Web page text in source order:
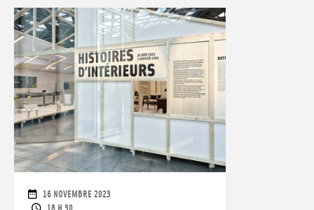
DATES
16 NOVEMBRE 2023
HORAIRES